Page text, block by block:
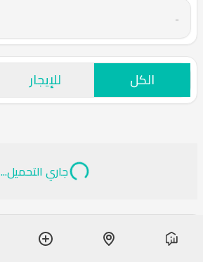
-
الكل للإيجار
جاري التحميل...